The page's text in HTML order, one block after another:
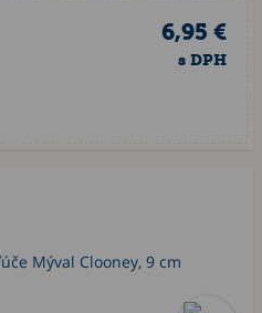
6,95 €
s DPH